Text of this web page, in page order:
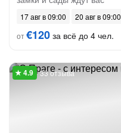
17 авг в 09:00
20 авг в 09:00
от€120 за всё до 4 чел.
33 отзыва